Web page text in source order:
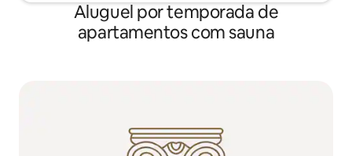
Aluguel por temporada de
apartamentos com sauna